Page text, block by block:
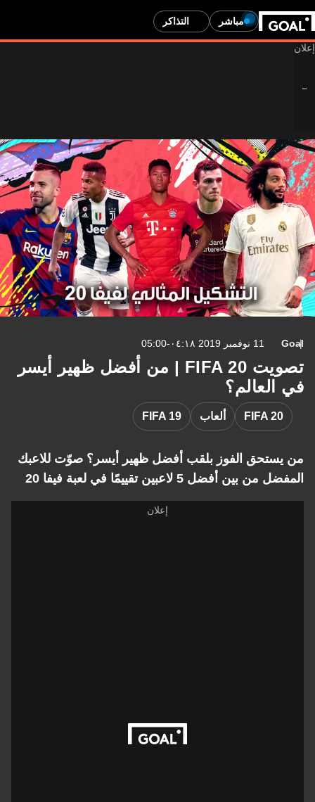
مباشر التذاكر
Goal 11 نوفمبر 2019 ٠٤:١٨-05:00
تصويت FIFA 20 | من أفضل ظهير أيسر
في العالم؟
FIFA 20 ألعاب FIFA 19
من يستحق الفوز بلقب أفضل ظهير أيسر؟ صوّت للاعبك
المفضل من بين أفضل 5 لاعبين تقييمًا في لعبة فيفا 20